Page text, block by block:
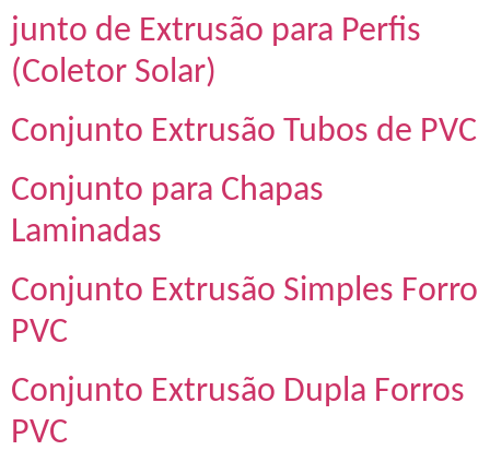
junto de Extrusão para Perfis
(Coletor Solar)
Conjunto Extrusão Tubos de PVC
Conjunto para Chapas
Laminadas
Conjunto Extrusão Simples Forro
PVC
Conjunto Extrusão Dupla Forros
PVC